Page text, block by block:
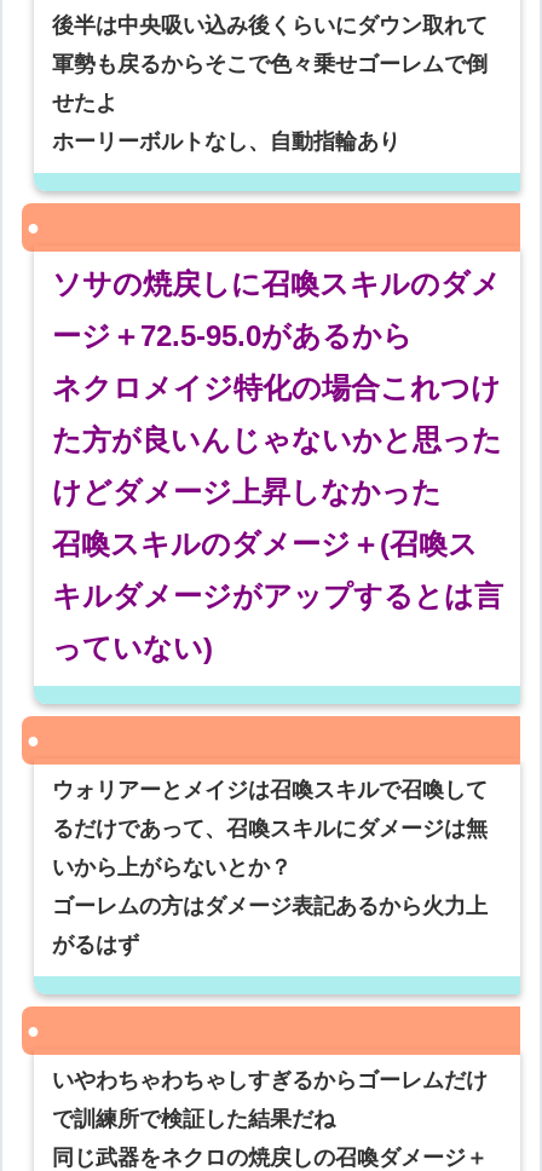
後半は中央吸い込み後くらいにダウン取れて
軍勢も戻るからそこで色々乗せゴーレムで倒
せたよ
ホーリーボルトなし、自動指輪あり
ソサの焼戻しに召喚スキルのダメ
ージ＋72.5-95.0があるから
ネクロメイジ特化の場合これつけ
た方が良いんじゃないかと思った
けどダメージ上昇しなかった
召喚スキルのダメージ＋(召喚ス
キルダメージがアップするとは言
っていない)
ウォリアーとメイジは召喚スキルで召喚して
るだけであって、召喚スキルにダメージは無
いから上がらないとか？
ゴーレムの方はダメージ表記あるから火力上
がるはず
いやわちゃわちゃしすぎるからゴーレムだけ
で訓練所で検証した結果だね
同じ武器をネクロの焼戻しの召喚ダメージ＋